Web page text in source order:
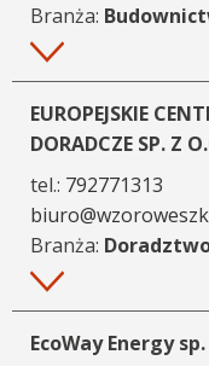
Branża:
Więcej
EUROPEJSKIE
DORADCZE SP. Z
tel.: 792771313
Branża:
Więcej
EcoWay Energy